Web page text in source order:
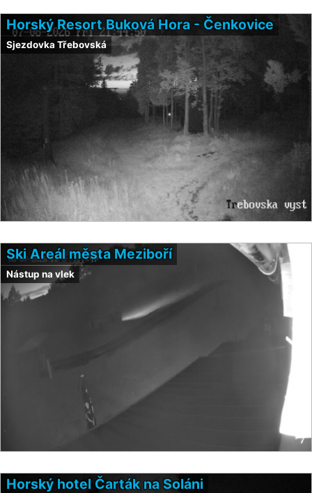
Horský Resort Buková Hora - Čenkovice
Sjezdovka Třebovská
Ski Areál města Meziboří
Nástup na vlek
Horský hotel Čarták na Soláni